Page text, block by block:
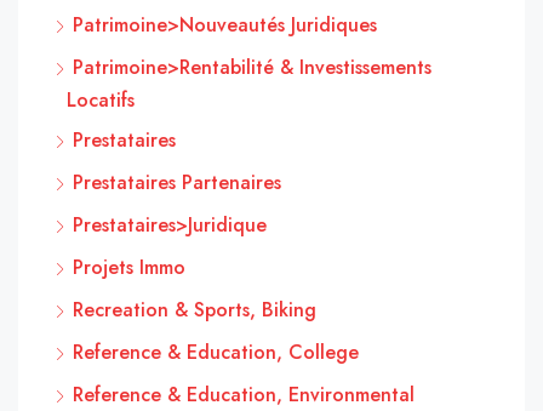
Patrimoine>Nouveautés Juridiques
Patrimoine>Rentabilité & Investissements
Locatifs
Prestataires
Prestataires Partenaires
Prestataires>Juridique
Projets Immo
Recreation & Sports, Biking
Reference & Education, College
Reference & Education, Environmental